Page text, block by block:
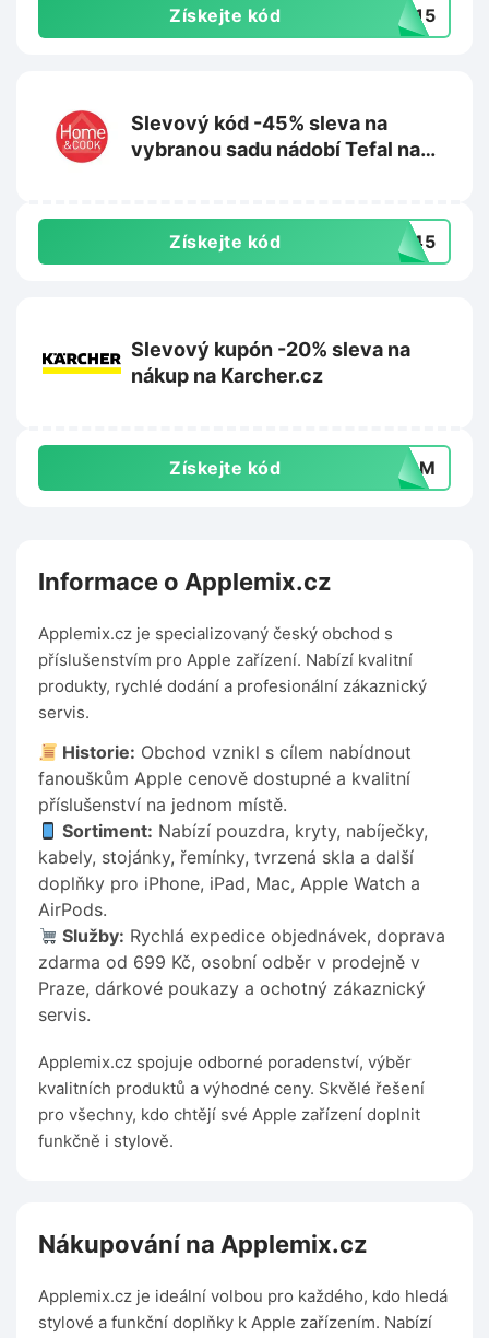
Získejte kód ED15
Slevový kód -45% sleva na
vybranou sadu nádobí Tefal na
Získejte kód AR45
Slevový kupón -20% sleva na
nákup na Karcher.cz
Získejte kód P4PM
Informace o Applemix.cz
Applemix.cz je specializovaný český obchod s
příslušenstvím pro Apple zařízení. Nabízí kvalitní
produkty, rychlé dodání a profesionální zákaznický
servis.
Historie: Obchod vznikl s cílem nabídnout
fanouškům Apple cenově dostupné a kvalitní
příslušenství na jednom místě.
Sortiment: Nabízí pouzdra, kryty, nabíječky,
kabely, stojánky, řemínky, tvrzená skla a další
doplňky pro iPhone, iPad, Mac, Apple Watch a
AirPods.
Služby: Rychlá expedice objednávek, doprava
zdarma od 699 Kč, osobní odběr v prodejně v
Praze, dárkové poukazy a ochotný zákaznický
servis.
Applemix.cz spojuje odborné poradenství, výběr
kvalitních produktů a výhodné ceny. Skvělé řešení
pro všechny, kdo chtějí své Apple zařízení doplnit
funkčně i stylově.
Nákupování na Applemix.cz
Applemix.cz je ideální volbou pro každého, kdo hledá
stylové a funkční doplňky k Apple zařízením. Nabízí